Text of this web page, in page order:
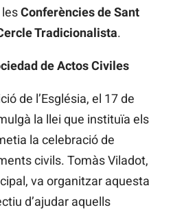
lesConferències de Sant
Tradicionalista.
de Actos Civiles
de l’Església, el 17 de
la llei que instituïa els
la celebració de
civils. Tomàs Viladot,
va organitzar aquesta
d’ajudar aquells